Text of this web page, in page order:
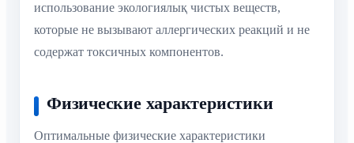
использование экологиялық чистых веществ,
которые не вызывают аллергических реакций и не
содержат токсичных компонентов.
Физические характеристики
Оптимальные физические характеристики